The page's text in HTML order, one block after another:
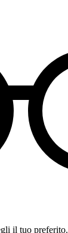
il tuo preferito.